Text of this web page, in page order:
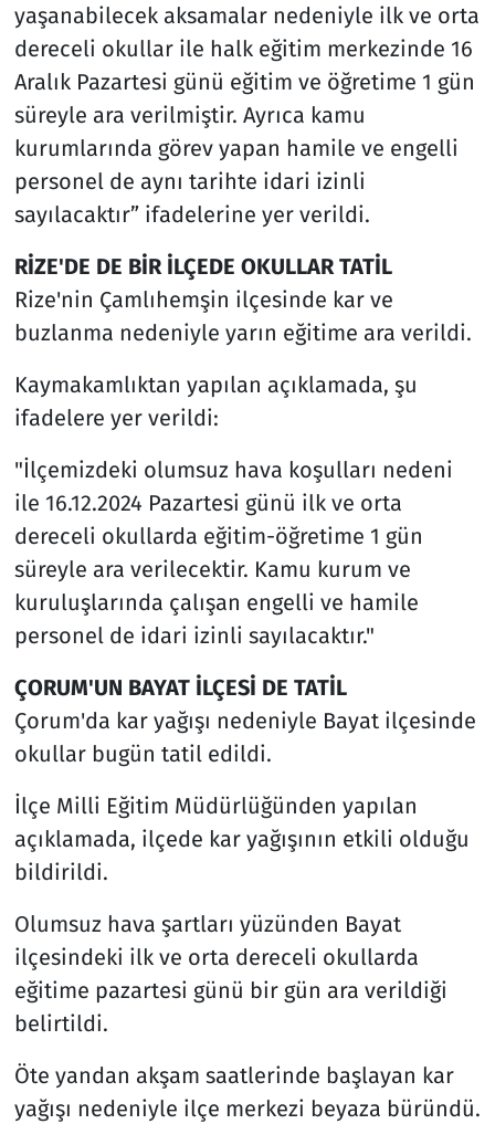
yaşanabilecek aksamalar nedeniyle ilk ve orta
dereceli okullar ile halk eğitim merkezinde 16
Aralık Pazartesi günü eğitim ve öğretime 1 gün
süreyle ara verilmiştir. Ayrıca kamu
kurumlarında görev yapan hamile ve engelli
personel de aynı tarihte idari izinli
sayılacaktır” ifadelerine yer verildi.
RİZE'DE DE BİR İLÇEDE OKULLAR TATİL
Rize'nin Çamlıhemşin ilçesinde kar ve
buzlanma nedeniyle yarın eğitime ara verildi.
Kaymakamlıktan yapılan açıklamada, şu
ifadelere yer verildi:
"İlçemizdeki olumsuz hava koşulları nedeni
ile 16.12.2024 Pazartesi günü ilk ve orta
dereceli okullarda eğitim-öğretime 1 gün
süreyle ara verilecektir. Kamu kurum ve
kuruluşlarında çalışan engelli ve hamile
personel de idari izinli sayılacaktır."
ÇORUM'UN BAYAT İLÇESİ DE TATİL
Çorum'da kar yağışı nedeniyle Bayat ilçesinde
okullar bugün tatil edildi.
İlçe Milli Eğitim Müdürlüğünden yapılan
açıklamada, ilçede kar yağışının etkili olduğu
bildirildi.
Olumsuz hava şartları yüzünden Bayat
ilçesindeki ilk ve orta dereceli okullarda
eğitime pazartesi günü bir gün ara verildiği
belirtildi.
Öte yandan akşam saatlerinde başlayan kar
yağışı nedeniyle ilçe merkezi beyaza büründü.